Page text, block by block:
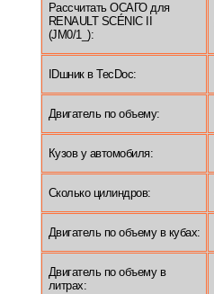
Рассчитать ОСАГО для
RENAULT SCÉNIC II
(JM0/1_):
IDшник в TecDoc:
Двигатель по объему:
Кузов у автомобиля:
Сколько цилиндров:
Двигатель по объему в кубах:
Двигатель по объему в
литрах: